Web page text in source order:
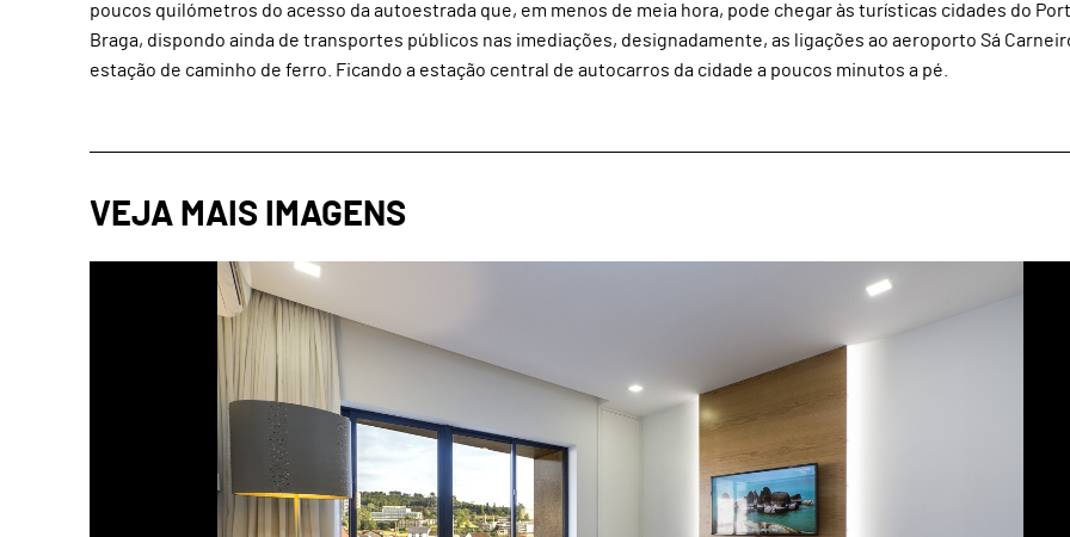
poucos quilómetros do acesso da autoestrada que, em menos de meia hora, pode chegar às turísticas cidades do
Braga, dispondo ainda de transportes públicos nas imediações, designadamente, as ligações ao aeroporto Sá
estação de caminho de ferro. Ficando a estação central de autocarros da cidade a poucos minutos a pé.